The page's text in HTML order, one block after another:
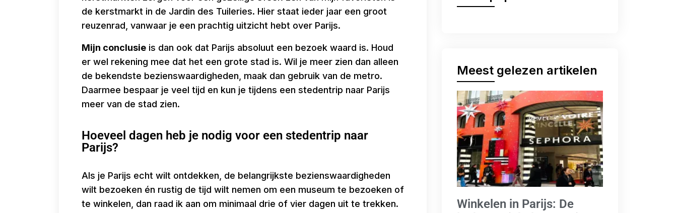
de kerstmarkt in de Jardin des Tuileries. Hier staat ieder jaar een groot
reuzenrad, vanwaar je een prachtig uitzicht hebt over Parijs.
Mijn conclusie is dan ook dat Parijs absoluut een bezoek waard is. Houd
er wel rekening mee dat het een grote stad is. Wil je meer zien dan alleen
de bekendste bezienswaardigheden, maak dan gebruik van de metro.
Daarmee bespaar je veel tijd en kun je tijdens een stedentrip naar Parijs
meer van de stad zien.
Hoeveel dagen heb je nodig voor een stedentrip naar
Parijs?
Als je Parijs echt wilt ontdekken, de belangrijkste bezienswaardigheden
wilt bezoeken én rustig de tijd wilt nemen om een museum te bezoeken of
te winkelen, dan raad ik aan om minimaal drie of vier dagen uit te trekken.
Meest gelezen artikelen
Winkelen in Parijs: De